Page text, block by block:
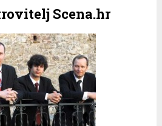
Scena.hr